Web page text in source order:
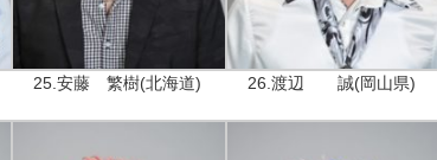
25.安藤 繁樹(北海道) 26.渡辺 誠(岡山県)